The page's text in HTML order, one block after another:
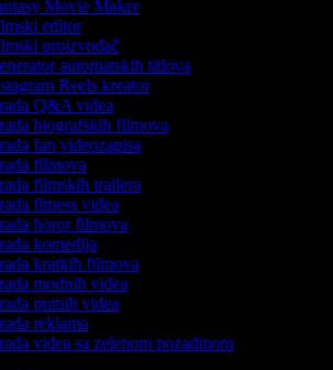
Movie Maker
editor
proizvođač
automatskih titlova
Reels kreator
Q&A videa
biografskih filmova
fan videozapisa
filmova
filmskih trailera
fitness videa
horor filmova
komedija
kratkih filmova
modnih videa
putnih videa
reklama
videa sa zelenom pozadinom